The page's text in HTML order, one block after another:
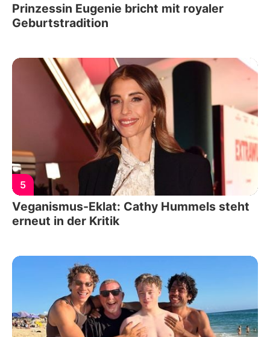
Prinzessin Eugenie bricht mit royaler
Geburtstradition
5
Veganismus-Eklat: Cathy Hummels steht
erneut in der Kritik